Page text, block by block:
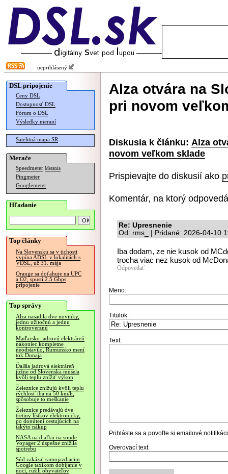
neprihlásený
DSL pripojenie
Ceny DSL
Dostupnosť DSL
Fórum o DSL
Výsledky meraní
Satelitná mapa SR
Merače
Speedmeter Merania
Pingmeter
Googlemeter
Hľadanie
Top články
Na Slovensku sa v tichosti
vypína ADSL v lokalitách s
VDSL, už 31. mája
Orange sa doťahuje na UPC
a O2, spustí 2.5 Gbps
pripojenie
Top správy
Alza nasadila dve novinky,
jednu užitočnú a jednu
kontroverznú
Maďarsko jadrovú elektráreň
nakoniec kompletne
neodstavilo, Rumunsko mení
tok Dunaja
Ďalšia jadrová elektráreň
južne od Slovenska musela
kvôli teplu znížiť výkon
Železnice znižujú kvôli teplu
rýchlosť iba na 50 km/h,
spôsobuje to meškanie
Železnice predávajú dve
tretiny lístkov elektronicky,
po donútení cestujúcich na
takýto nákup
NASA na diaľku na sonde
Voyager 2 úspešne znížila
spotrebu
Súd zakázal samojazdiacim
Google taxíkom dobíjanie v
noci, rušili obyvateľov
Alza otvára na
pri novom
Diskusia k článku: Alza
novom veľkom sklade
Prispievajte do diskusií ako
Komentár, na ktorý
Re: Upresnenie
Od: rms_ | Pridané: 2026-04-10
Iba dodam, ze nie kusok od
trocha viac nez kusok od
Odpovedať
Meno:
Titulok:
Text:
Prihláste sa a povoľte si emailové
Overovací text: